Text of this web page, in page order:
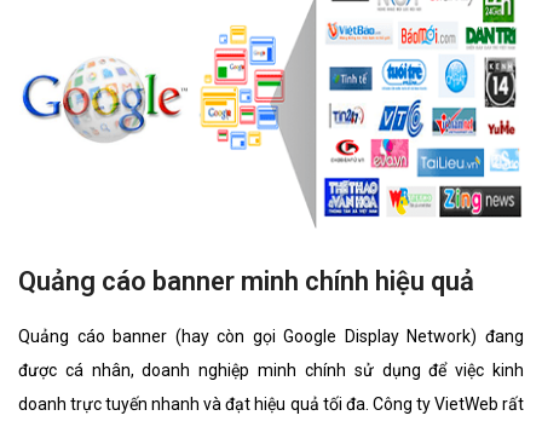
Quảng cáo banner minh chính hiệu quả
Quảng cáo banner (hay còn gọi Google Display Network) đang
được cá nhân, doanh nghiệp minh chính sử dụng để việc kinh
doanh trực tuyến nhanh và đạt hiệu quả tối đa. Công ty VietWeb rất